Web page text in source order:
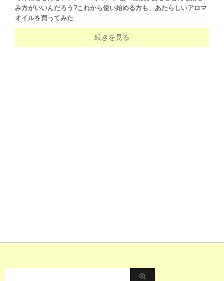
み方がいいんだろう?これから使い始める方も、あたらしいアロマ
オイルを買ってみた
続きを見る